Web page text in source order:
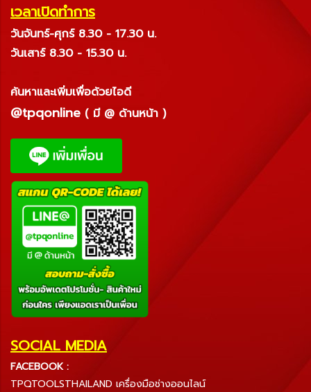
เวลาเปิดทำการ
วันจันทร์-ศุกร์ 8.30 - 17.30 น.
วันเสาร์ 8.30 - 15.30 น.
ค้นหาและเพิ่มเพื่อด้วยไอดี
@tpqonline ( มี @ ด้านหน้า )
SOCIAL MEDIA
FACEBOOK :
TPQTOOLSTHAILAND เครื่องมือช่างออนไลน์